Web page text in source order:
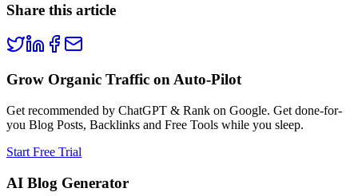
Share this article
Grow Organic Traffic on Auto-Pilot
Get recommended by ChatGPT & Rank on Google. Get done-for-
you Blog Posts, Backlinks and Free Tools while you sleep.
Start Free Trial
AI Blog Generator